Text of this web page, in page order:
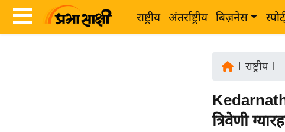
राष्ट्रीय अंतर्राष्ट्रीय बिज़नेस
राष्ट्रीय|
Kedarnath
त्रिवेणी